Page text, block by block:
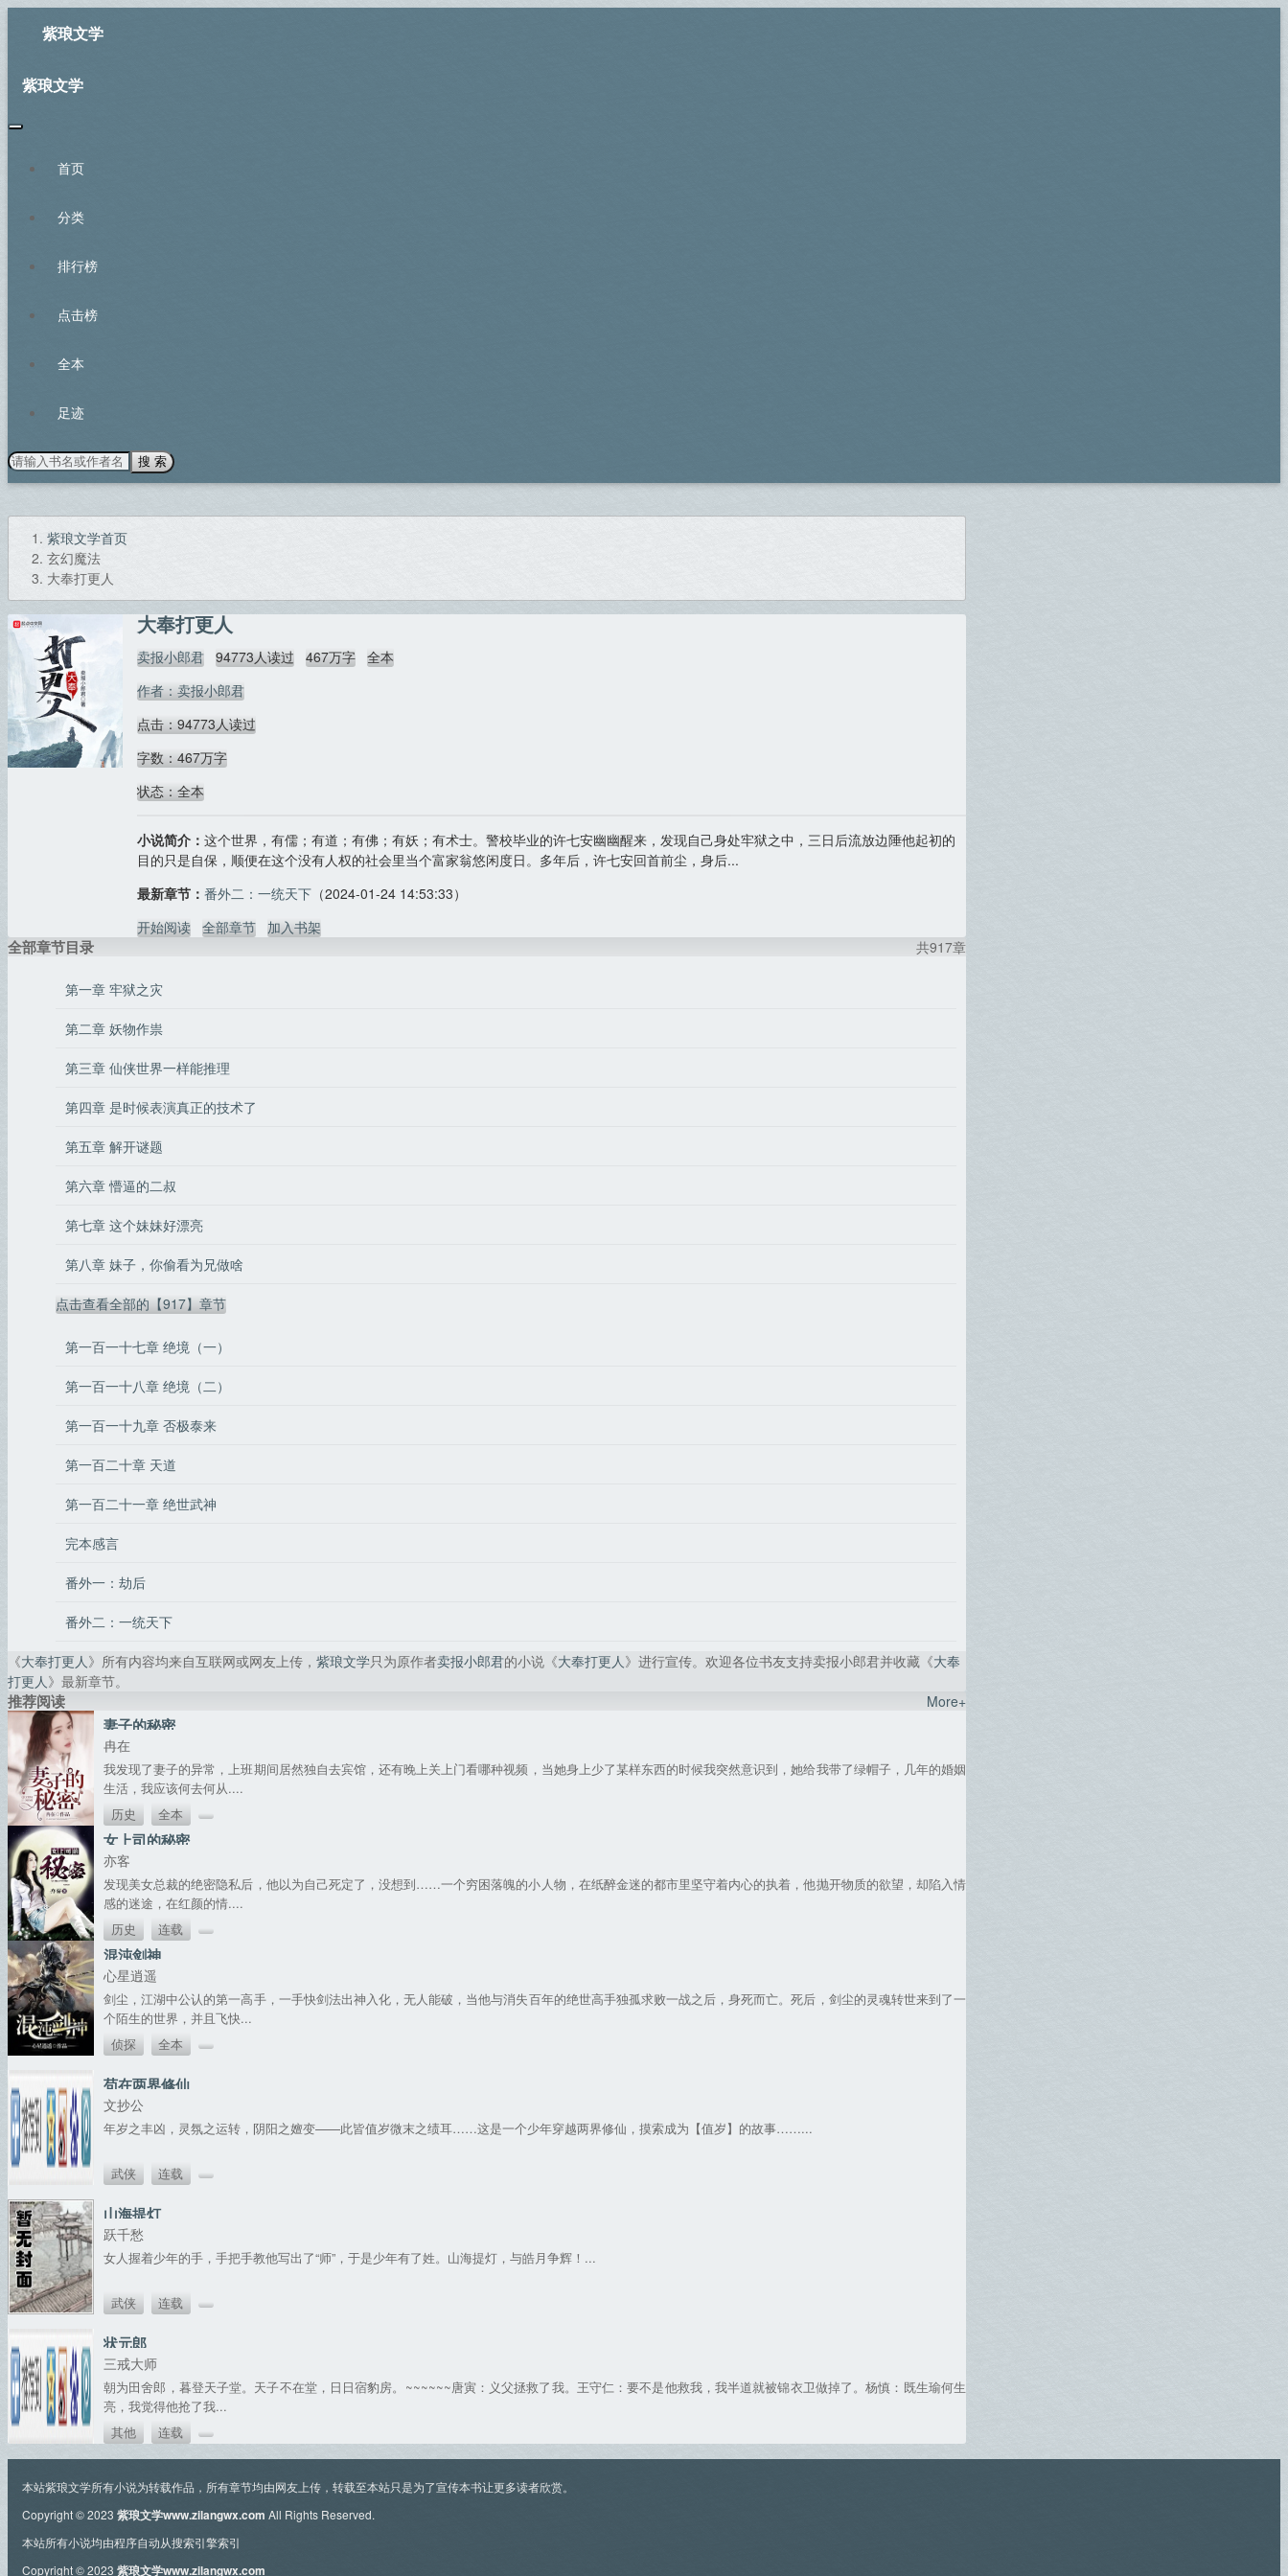
紫琅文学
紫琅文学
首页
分类
排行榜
点击榜
全本
足迹
搜 索
紫琅文学首页
玄幻魔法
大奉打更人
大奉打更人
卖报小郎君 94773人读过 467万字 全本
作者：卖报小郎君
点击：94773人读过
字数：467万字
状态：全本
小说简介： 这个世界，有儒；有道；有佛；有妖；有术士。警校毕业的许七安幽幽醒来，发现自己身处牢狱之中，三日后流放边陲他起初的
目的只是自保，顺便在这个没有人权的社会里当个富家翁悠闲度日。多年后，许七安回首前尘，身后...
最新章节： 番外二：一统天下 （2024-01-24 14:53:33）
开始阅读 全部章节 加入书架
全部章节目录 共917章
第一章 牢狱之灾
第二章 妖物作祟
第三章 仙侠世界一样能推理
第四章 是时候表演真正的技术了
第五章 解开谜题
第六章 懵逼的二叔
第七章 这个妹妹好漂亮
第八章 妹子，你偷看为兄做啥
点击查看全部的【917】章节
第一百一十七章 绝境（一）
第一百一十八章 绝境（二）
第一百一十九章 否极泰来
第一百二十章 天道
第一百二十一章 绝世武神
完本感言
番外一：劫后
番外二：一统天下
《大奉打更人》所有内容均来自互联网或网友上传， 紫琅文学只为原作者卖报小郎君的小说《大奉打更人》进行宣传。欢迎各位书友支持卖报小郎君并收藏《大奉
打更人》最新章节。
推荐阅读 More+
妻子的秘密
冉在
我发现了妻子的异常，上班期间居然独自去宾馆，还有晚上关上门看哪种视频，当她身上少了某样东西的时候我突然意识到，她给我带了绿帽子，几年的婚姻
生活，我应该何去何从....
历史
全本
女上司的秘密
亦客
发现美女总裁的绝密隐私后，他以为自己死定了，没想到……一个穷困落魄的小人物，在纸醉金迷的都市里坚守着内心的执着，他抛开物质的欲望，却陷入情
感的迷途，在红颜的情....
历史
连载
混沌剑神
心星逍遥
剑尘，江湖中公认的第一高手，一手快剑法出神入化，无人能破，当他与消失百年的绝世高手独孤求败一战之后，身死而亡。死后，剑尘的灵魂转世来到了一
个陌生的世界，并且飞快...
侦探
全本
苟在两界修仙
文抄公
年岁之丰凶，灵氛之运转，阴阳之嬗变——此皆值岁微末之绩耳……这是一个少年穿越两界修仙，摸索成为【值岁】的故事……...
武侠 连载
山海提灯
跃千愁
女人握着少年的手，手把手教他写出了“师”，于是少年有了姓。山海提灯，与皓月争辉！...
武侠 连载
状元郎
三戒大师
朝为田舍郎，暮登天子堂。天子不在堂，日日宿豹房。~~~~~~唐寅：义父拯救了我。王守仁：要不是他救我，我半道就被锦衣卫做掉了。杨慎：既生瑜何生
亮，我觉得他抢了我...
其他
连载
本站紫琅文学所有小说为转载作品，所有章节均由网友上传，转载至本站只是为了宣传本书让更多读者欣赏。
Copyright © 2023 紫琅文学www.zilangwx.com All Rights Reserved.
本站所有小说均由程序自动从搜索引擎索引
Copyright © 2023 紫琅文学www.zilangwx.com